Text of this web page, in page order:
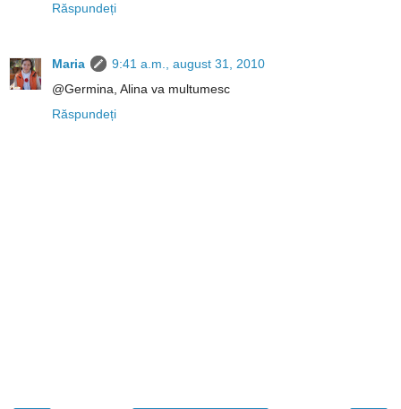
Răspundeți
Maria
9:41 a.m., august 31, 2010
@Germina, Alina va multumesc
Răspundeți